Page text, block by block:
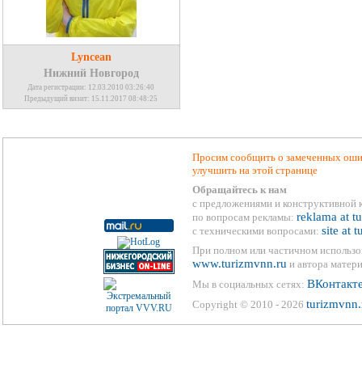
Lyncean
Нижний Новгород
Дата регистрации: 12.03.2010 03:26:40
Предыдущий визит: 15.11.2017 08:48:25
Просим сообщить о замеченных
улучшить на этой странице
Обращайтесь к нам
с предложениями и конструктивной
по вопросам рекламы: reklama at
с техническими вопросами: site at
При полном или частичном
www.turizmvnn.ru и автора
Мы в социальных сетях:
Copyright © 2010 - 2026